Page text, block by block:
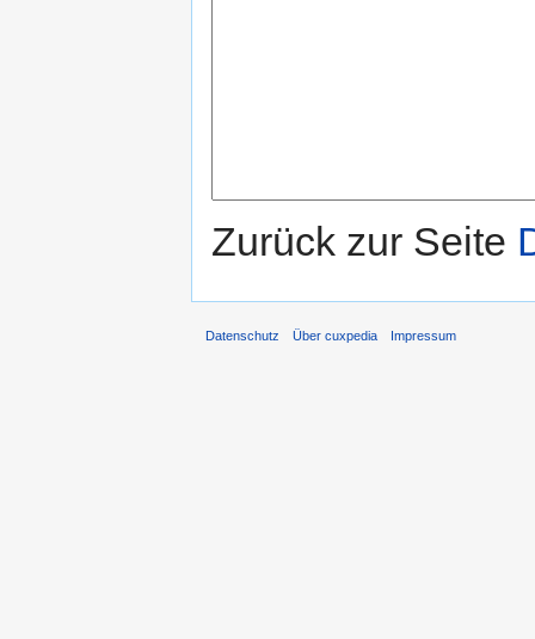
Zurück zur Seite
Datenschutz Über cuxpedia Impressum